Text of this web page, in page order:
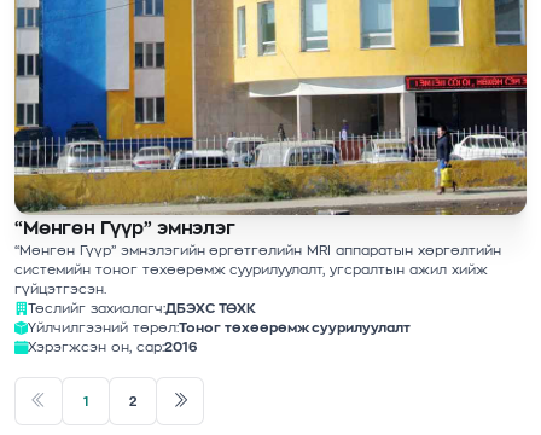
“Мөнгөн Гүүр” эмнэлэг
“Мөнгөн Гүүр” эмнэлэгийн өргөтгөлийн MRI аппаратын хөргөлтийн
системийн тоног төхөөрөмж суурилуулалт, угсралтын ажил хийж
гүйцэтгэсэн.
Төслийг захиалагч:ДБЭХС ТӨХК
Үйлчилгээний төрөл:Тоног төхөөрөмж суурилуулалт
Хэрэгжсэн он, сар:2016
1 2